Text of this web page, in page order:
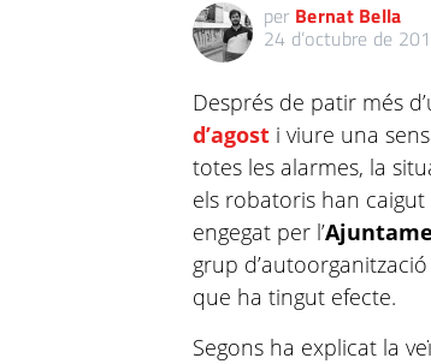
per Bernat Bella
24 d’octubre de
Després de patir més
d’agost i viure una
totes les alarmes, la
els robatoris han
engegat per l’
grup
que ha tingut efecte.
Segons ha explicat la